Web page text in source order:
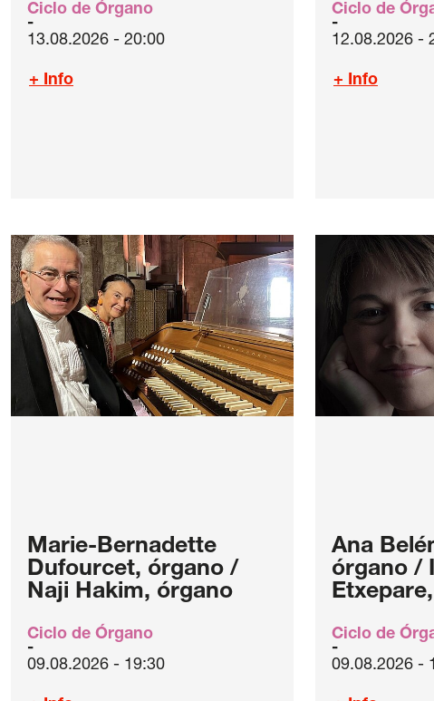
Ciclo de Órgano
13.08.2026 - 20:00
+ Info
Ciclo de
12.08.2026 -
+ Info
Marie-Bernadette
Dufourcet, órgano /
Naji Hakim, órgano
Ciclo de Órgano
09.08.2026 - 19:30
Ana
órgano /
Ciclo de
09.08.2026 -